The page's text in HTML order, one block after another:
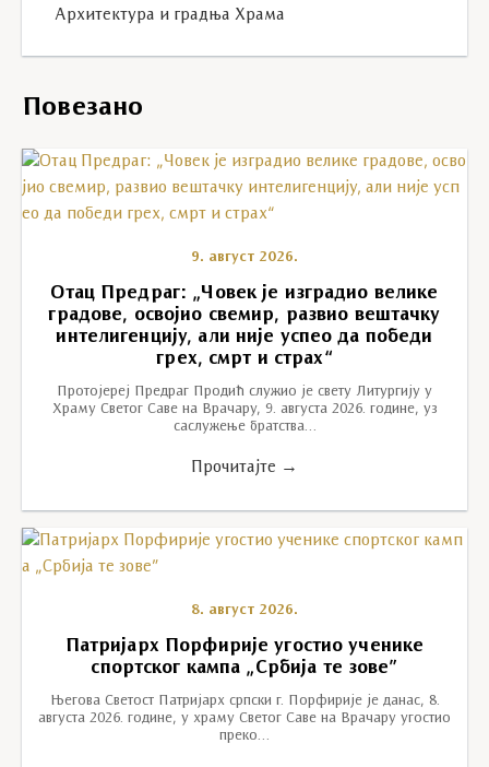
Архитектура и градња Храма
Повезано
9. август 2026.
Отац Предраг: „Човек је изградио велике
градове, освојио свемир, развио вештачку
интелигенцију, али није успео да победи
грех, смрт и страх“
Протојереј Предраг Продић служио је свету Литургију у
Храму Светог Саве на Врачару, 9. августа 2026. године, уз
саслужење братства…
Прочитајте →
8. август 2026.
Патријарх Порфирије угостио ученике
спортског кампа „Србија те зове”
Његова Светост Патријарх српски г. Порфирије је данас, 8.
августа 2026. године, у храму Светог Саве на Врачару угостио
преко…